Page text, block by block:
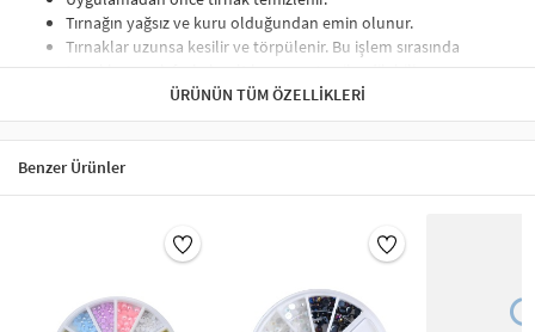
Tırnağın yağsız ve kuru olduğundan emin olunur.
Tırnaklar uzunsa kesilir ve törpülenir. Bu işlem sırasında
tırnakların çok fazla kısaltılmaması tercih edilebilir.
Tırnağın üzerine ince bir kat baz (astar) oje sürülür.
Oje kuruduktan sonra tırnak süsü (sticker) yüzeyden cımbız ve
benzeri yardımıyla yavaşça çıkartılıp, tırnakta istenen noktaya
konur.
Sticker üzerine şeffaf oje ince bir kat olacak şekilde sürülür ve
süslerinin daha uzun kullanımı sağlanır.
Tırnak stickerları ile dilediğiniz tasarımlarda nail-art yaratmak çok
ÜRÜNÜN TÜM ÖZELLIKLERI
Benzer Ürünler